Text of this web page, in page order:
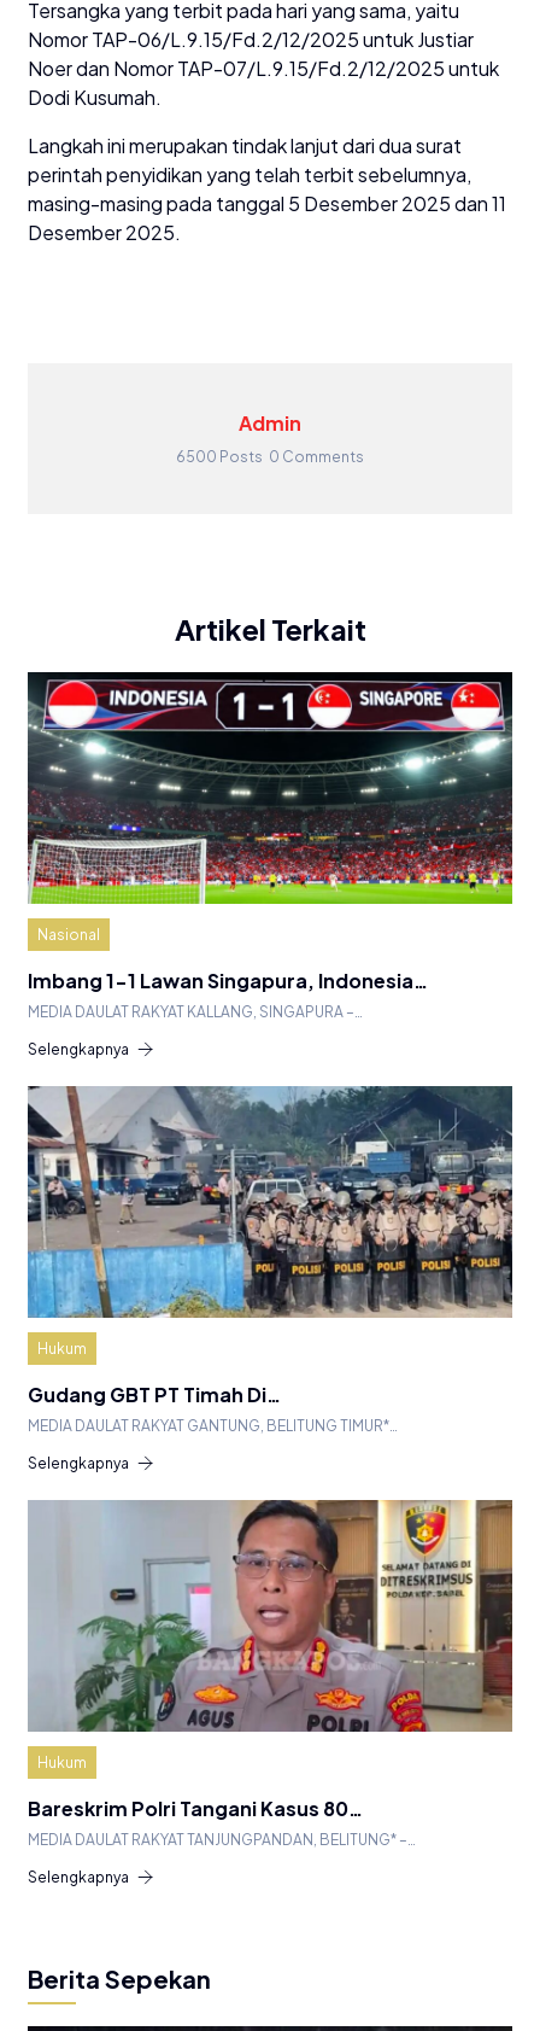
Tersangka yang terbit pada hari yang sama, yaitu
Nomor TAP-06/L.9.15/Fd.2/12/2025 untuk Justiar
Noer dan Nomor TAP-07/L.9.15/Fd.2/12/2025 untuk
Dodi Kusumah.
Langkah ini merupakan tindak lanjut dari dua surat
perintah penyidikan yang telah terbit sebelumnya,
masing-masing pada tanggal 5 Desember 2025 dan 11
Desember 2025.
Admin
6500 Posts 0 Comments
Artikel Terkait
Nasional
Imbang 1-1 Lawan Singapura, Indonesia…
MEDIA DAULAT RAKYAT KALLANG, SINGAPURA –…
Selengkapnya
Hukum
Gudang GBT PT Timah Di…
MEDIA DAULAT RAKYAT GANTUNG, BELITUNG TIMUR*…
Selengkapnya
Hukum
Bareskrim Polri Tangani Kasus 80…
MEDIA DAULAT RAKYAT TANJUNGPANDAN, BELITUNG* –…
Selengkapnya
Berita Sepekan